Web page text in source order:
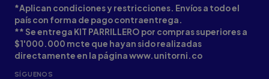
*Aplican condiciones y restricciones. Envíos a todo el
país con forma de pago contraentrega.
** Se entrega KIT PARRILLERO por compras superiores a
$1'000.000 mcte que hayan sido realizadas
directamente en la página www.unitorni.co
SÍGUENOS